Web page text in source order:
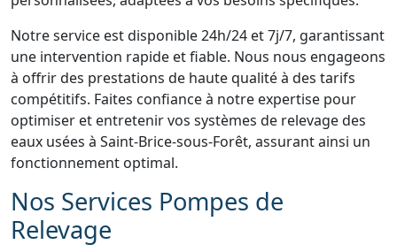
Notre service est disponible 24h/24 et 7j/7, garantissant
une intervention rapide et fiable. Nous nous engageons
à offrir des prestations de haute qualité à des tarifs
compétitifs. Faites confiance à notre expertise pour
optimiser et entretenir vos systèmes de relevage des
eaux usées à Saint-Brice-sous-Forêt, assurant ainsi un
fonctionnement optimal.
Nos Services Pompes de
Relevage